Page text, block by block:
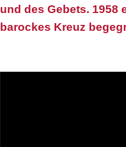
und des Gebets. 1958
barockes Kreuz